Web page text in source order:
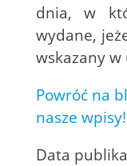
dnia, w
wydane,
wskazany
Powróć na
nasze wpisy!
Data